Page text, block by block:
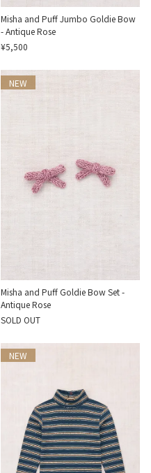
Misha and Puff Jumbo Goldie Bow
- Antique Rose
¥5,500
NEW
Misha and Puff Goldie Bow Set -
Antique Rose
SOLD OUT
NEW